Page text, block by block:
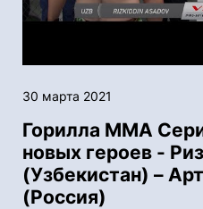
30 марта 2021
Горилла ММА
новых героев -
(Узбекистан) –
(Россия)